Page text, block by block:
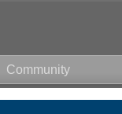
Community